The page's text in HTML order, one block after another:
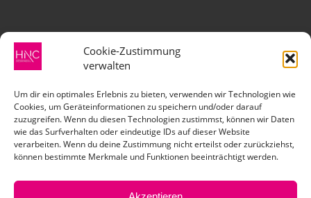
Cookie-Zustimmung
verwalten
Um dir ein optimales Erlebnis zu bieten, verwenden wir Technologien wie
Cookies, um Geräteinformationen zu speichern und/oder darauf
zuzugreifen. Wenn du diesen Technologien zustimmst, können wir Daten
wie das Surfverhalten oder eindeutige IDs auf dieser Website
verarbeiten. Wenn du deine Zustimmung nicht erteilst oder zurückziehst,
können bestimmte Merkmale und Funktionen beeinträchtigt werden.